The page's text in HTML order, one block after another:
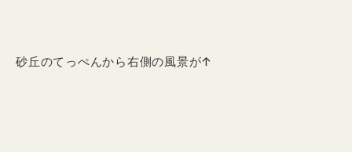
砂丘のてっぺんから右側の風景が↑